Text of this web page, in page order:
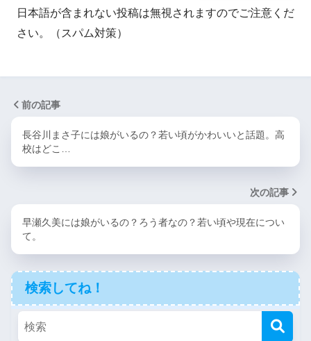
日本語が含まれない投稿は無視されますのでご注意くだ
さい。（スパム対策）
前の記事
長谷川まさ子には娘がいるの？若い頃がかわいいと話題。高
校はどこ…
次の記事
早瀬久美には娘がいるの？ろう者なの？若い頃や現在につい
て。
検索してね！